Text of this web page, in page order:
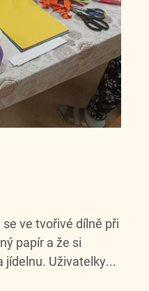
ve tvořivé dílně při
papír a že si
jídelnu. Uživatelky...